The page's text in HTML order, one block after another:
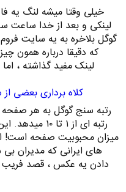
خیلی وقتا میشه لنگ یه
لینکی و بعد از خدا ساعت
گوگل بلاخره به یه سایت
که دقیقا درباره همون
لینک مفید گذاشته ، اما
کلاه برداری بعضی
رتبه سنج گوگل به هر
رتبه ای از ۱ تا
میزان محبوبیت صفحه است!
های ایرانی که مدیران بی
دادن یه عکس ، قصد فریب